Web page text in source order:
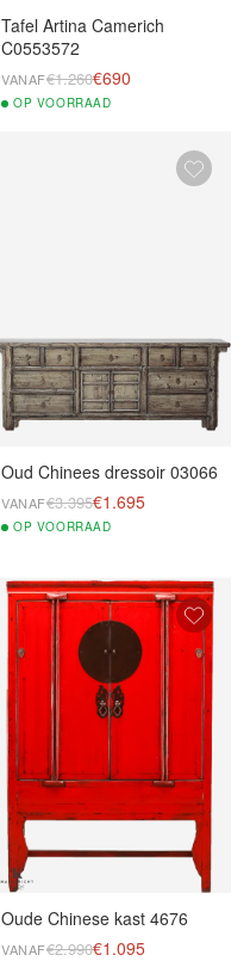
Tafel Artina Camerich
C0553572
VANAF€1.260€690
OP VOORRAAD
Oud Chinees dressoir 03066
VANAF€3.395€1.695
OP VOORRAAD
Oude Chinese kast 4676
VANAF€2.990€1.095